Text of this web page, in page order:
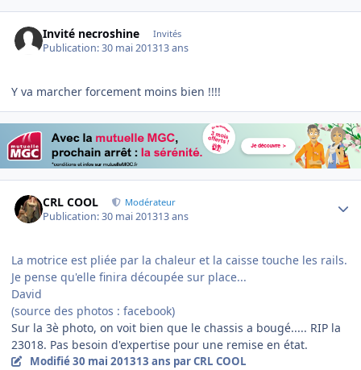
Invité necroshine Invités
Publication:30 mai 201313 ans
Y va marcher forcement moins bien !!!!
CRL COOL Modérateur
Publication:30 mai 201313 ans
La motrice est pliée par la chaleur et la caisse touche les rails.
Je pense qu'elle finira découpée sur place...
David
(source des photos : facebook)
Sur la 3è photo, on voit bien que le chassis a bougé..... RIP la
23018. Pas besoin d'expertise pour une remise en état.
Modifié30 mai 201313 ans par CRL COOL